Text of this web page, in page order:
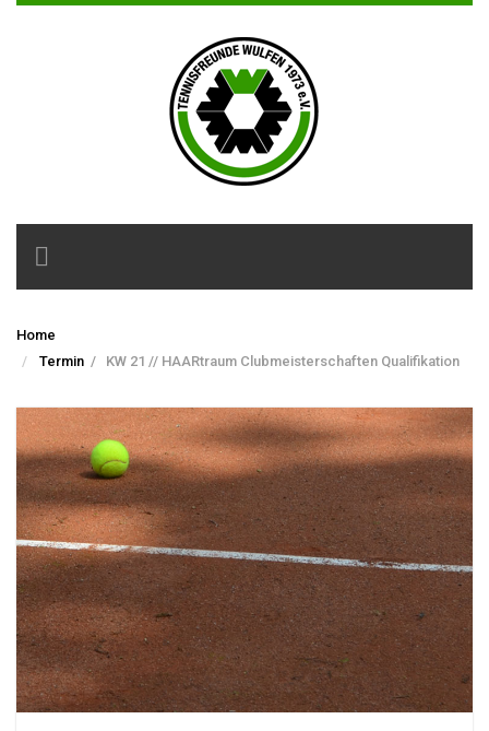
Toggle
navigation
Home
Termin / KW 21 // HAARtraum Clubmeisterschaften Qualifikation